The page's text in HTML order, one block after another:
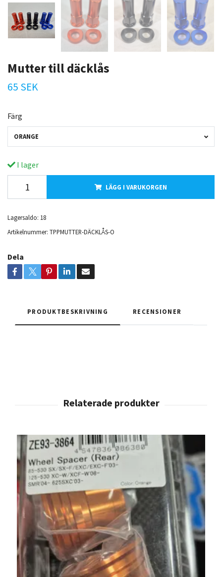
Mutter till däcklås
65 SEK
Färg
ORANGE
I lager
LÄGG I VARUKORGEN
Lagersaldo: 18
Artikelnummer: TPPMUTTER-DÄCKLÅS-O
Dela
PRODUKTBESKRIVNING RECENSIONER